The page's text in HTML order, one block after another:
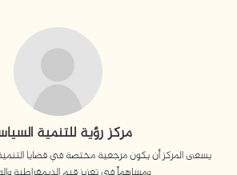
مركز رؤية للتنمية
يسعى المركز أن يكون مرجعية مختصة في قضايا التنمية